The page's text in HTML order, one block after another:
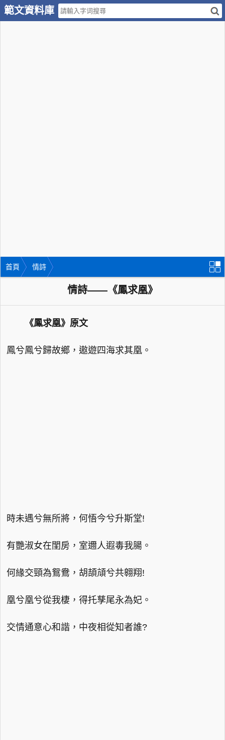
範文資料庫
首頁 情詩
情詩——《鳳求凰》
《鳳求凰》原文
鳳兮鳳兮歸故鄉，遨遊四海求其凰。
時未遇兮無所將，何悟今兮升斯堂!
有艷淑女在閨房，室邇人遐毒我腸。
何緣交頸為鴛鴦，胡頡頏兮共翱翔!
凰兮凰兮從我棲，得托孳尾永為妃。
交情通意心和諧，中夜相從知者誰?